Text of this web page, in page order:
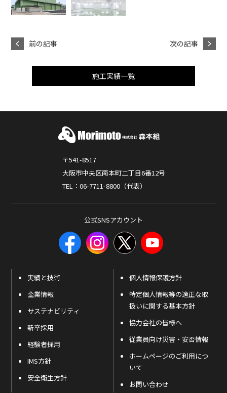
前の記事 次の記事
施工実績一覧
〒541-8517
大阪市中央区南本町二丁目6番12号
TEL：06-7711-8800（代表）
公式SNSアカウント
実績と技術
企業情報
サステナビリティ
新卒採用
経験者採用
IMS方針
安全衛生方針
個人情報保護方針
特定個人情報等の適正な取
扱いに関する基本方針
協力会社の皆様へ
従業員向け災害・安否情報
ホームページのご利用につ
いて
お問い合わせ